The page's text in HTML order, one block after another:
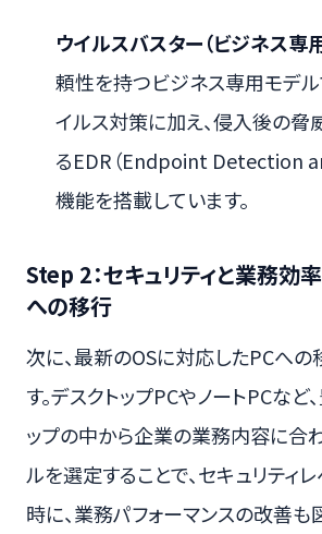
ウイルスバスター（ビジネス専
頼性を持つビジネス専用モデル
イルス対策に加え、侵入後の脅
るEDR（Endpoint Detection
機能を搭載しています。
Step 2：セキュリティと業務効
への移行
次に、最新のOSに対応したPCへの
す。デスクトップPCやノートPCなど
ップの中から企業の業務内容に合
ルを選定することで、セキュリティ
時に、業務パフォーマンスの改善も